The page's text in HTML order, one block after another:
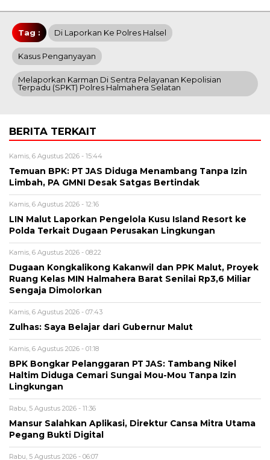
Tag : Di Laporkan Ke Polres Halsel
Kasus Penganyayan
Melaporkan Karman Di Sentra Pelayanan Kepolisian
Terpadu (SPKT) Polres Halmahera Selatan
BERITA TERKAIT
Kamis, 6 Agustus 2026 - 15:44
Temuan BPK: PT JAS Diduga Menambang Tanpa Izin
Limbah, PA GMNI Desak Satgas Bertindak
Kamis, 6 Agustus 2026 - 12:16
LIN Malut Laporkan Pengelola Kusu Island Resort ke
Polda Terkait Dugaan Perusakan Lingkungan
Kamis, 6 Agustus 2026 - 08:22
Dugaan Kongkalikong Kakanwil dan PPK Malut, Proyek
Ruang Kelas MIN Halmahera Barat Senilai Rp3,6 Miliar
Sengaja Dimolorkan
Kamis, 6 Agustus 2026 - 07:43
Zulhas: Saya Belajar dari Gubernur Malut
Kamis, 6 Agustus 2026 - 01:18
BPK Bongkar Pelanggaran PT JAS: Tambang Nikel
Haltim Diduga Cemari Sungai Mou-Mou Tanpa Izin
Lingkungan
Rabu, 5 Agustus 2026 - 11:36
Mansur Salahkan Aplikasi, Direktur Cansa Mitra Utama
Pegang Bukti Digital
Rabu, 5 Agustus 2026 - 06:07